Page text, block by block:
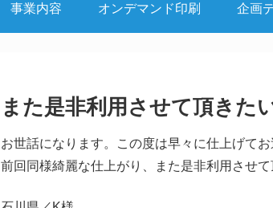
事業内容 オンデマンド印刷 企画
また是非利用させて頂きた
お世話になります。この度は早々に仕上げて
前回同様綺麗な仕上がり、また是非利用させて